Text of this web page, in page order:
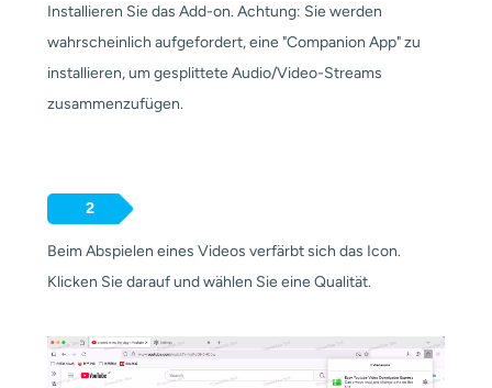
Installieren Sie das Add-on. Achtung: Sie werden
wahrscheinlich aufgefordert, eine "Companion App" zu
installieren, um gesplittete Audio/Video-Streams
zusammenzufügen.
2
Beim Abspielen eines Videos verfärbt sich das Icon.
Klicken Sie darauf und wählen Sie eine Qualität.